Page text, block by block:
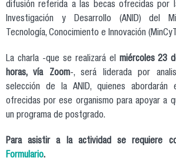
difusión referida a las becas ofrecidas por
Investigación y Desarrollo (ANID) del
Tecnología, Conocimiento e Innovación
La charla -que se realizará el miércoles 23
horas, vía Zoom-, será liderada por
selección de la ANID, quienes
ofrecidas por ese organismo para apoyar a
un programa de postgrado.
Para asistir a la actividad se requiere
Formulario.